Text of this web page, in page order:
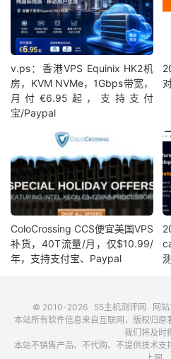
v.ps：香港VPS Equinix HK2机
房，KVM NVMe，1Gbps带宽，
月付€6.95起，支持支付
宝/Paypal
ColoCrossing CCS便宜美国VPS
补货，40T流量/月，仅$10.99/
年，支持支付宝、Paypal
© 2010-2026 55主机测评网 网
本站所有软件信息来自互联网，版权归原
我们将及时
本站不销售产品、不代购、不提供技术